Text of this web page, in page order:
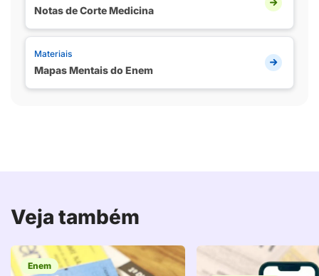
Notas de Corte Medicina
Materiais
Mapas Mentais do Enem
Veja também
Enem